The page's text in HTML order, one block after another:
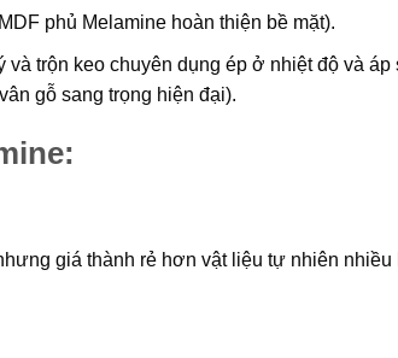
phủ Melamine hoàn thiện bề mặt).
trộn keo chuyên dụng ép ở nhiệt độ và áp
gỗ sang trọng hiện đại).
giá thành rẻ hơn vật liệu tự nhiên nhiều